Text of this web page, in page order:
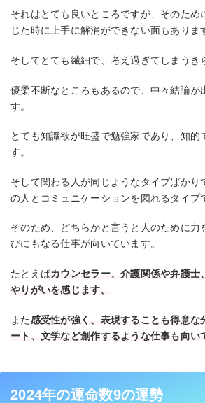
それはとても良いところですが、そのため
じた時に上手に解消ができない面もありま
そしてとても繊細で、考え過ぎてしまうき
優柔不断なところもあるので、中々結論が
す。
とても知識欲が旺盛で勉強家であり、知的
す。
そして関わる人が同じようなタイプばかり
の人とコミュニケーションを図れるタイプ
そのため、どちらかと言うと人のために力
びにもなる仕事が向いています。
たとえばカウンセラー、介護関係や弁護士
やりがいを感じます。
また感受性が強く、表現することも得意な
ート、文学など創作するような仕事も向い
2024年の運命数9の運勢